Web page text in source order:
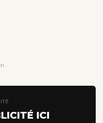
ICI